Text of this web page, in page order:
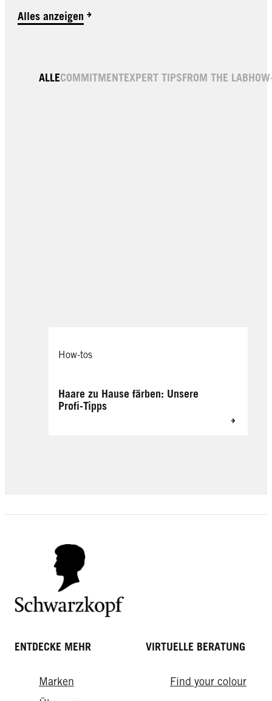
Alles anzeigen
ALLECOMMITMENTEXPERT TIPSFROM THE LAB
How-tos
Haare zu Hause färben: Unsere
Profi-Tipps
How-tos
ENTDECKE MEHR
Marken
VIRTUELLE BERATUNG
Find your colour